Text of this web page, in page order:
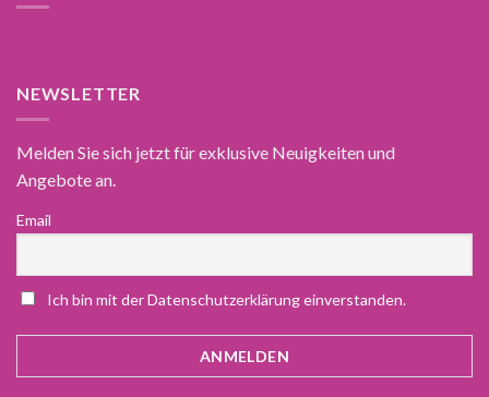
NEWSLETTER
Melden Sie sich jetzt für exklusive Neuigkeiten und
Angebote an.
Email
Ich bin mit der Datenschutzerklärung einverstanden.